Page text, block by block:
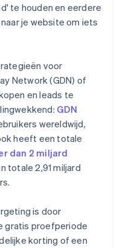
te houden en eerdere
je website om iets
voor
Network (GDN) of
en leads te
GDN
wereldwijd,
heeft een totale
dan 2 miljard
totale 2,91 miljard
is door
gratis proefperiode
korting of een